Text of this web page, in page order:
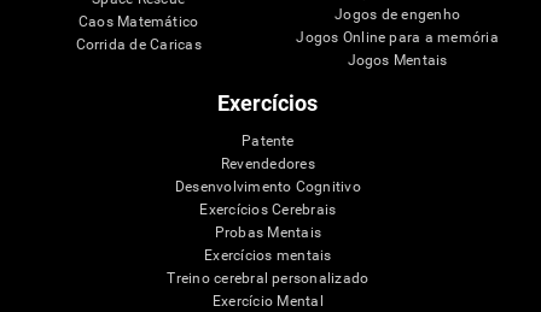
Caos Matemático
Corrida de Caricas
Jogos de engenho
Jogos Online para a memória
Jogos Mentais
Exercícios
Patente
Revendedores
Desenvolvimento Cognitivo
Exercícios Cerebrais
Probas Mentais
Exercícios mentais
Treino cerebral personalizado
Exercício Mental